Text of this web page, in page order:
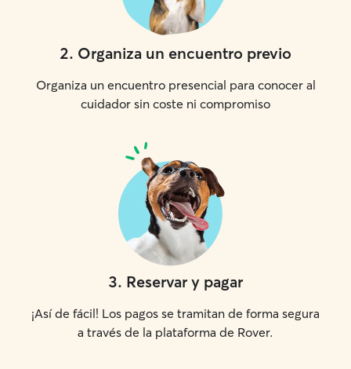
2. Organiza un encuentro previo
Organiza un encuentro presencial para conocer al
cuidador sin coste ni compromiso
3. Reservar y pagar
¡Así de fácil! Los pagos se tramitan de forma segura
a través de la plataforma de Rover.